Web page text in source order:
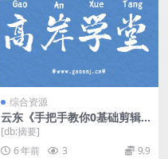
综合资源
云东《手把手教你0基础剪辑
出超赞视频》（完结）（高清
视频）百度网盘
[db:摘要]
6 年前
3 9.9